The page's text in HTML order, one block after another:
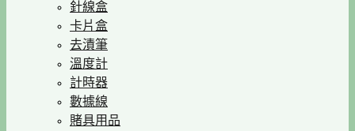
針線盒
卡片盒
去漬筆
溫度計
計時器
數據線
賭具用品